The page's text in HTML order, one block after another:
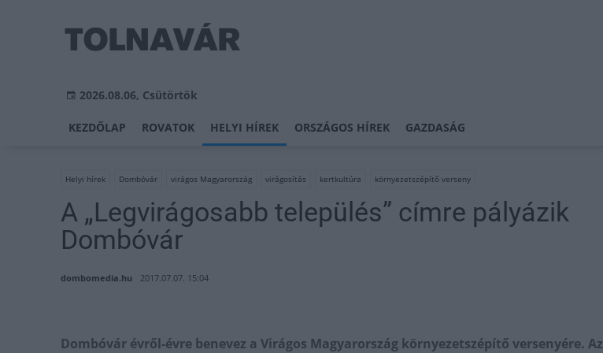
2026.08.06, Csütörtök
KEZDŐLAP ROVATOK HELYI HÍREK ORSZÁGOS HÍREK GAZDASÁG
Helyi hírek Dombóvár virágos Magyarország virágosítás kertkultúra környezetszépítő verseny
A „Legvirágosabb település” címre pályázik
Dombóvár
dombomedia.hu 2017.07.07. 15:04
Dombóvár évről-évre benevez a Virágos Magyarország környezetszépítő versenyére. Az